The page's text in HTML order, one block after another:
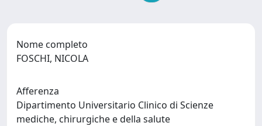
Nome completo
FOSCHI, NICOLA
Afferenza
Dipartimento Universitario Clinico di Scienze
mediche, chirurgiche e della salute